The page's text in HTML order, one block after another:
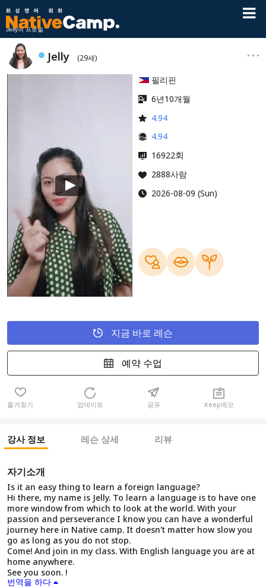
Jelly의 프로필
Jelly (29세)
필리핀
6년10개월
4.94
4.94
16922회
2888사람
2026-08-09 (Sun)
지금 바로 레슨
예약 수업
즐겨찾기 업데이트 공유 Keep메모
강사 정보 레슨 상세 리뷰
자기소개
Is it an easy thing to learn a foreign language?
Hi there, my name is Jelly. To learn a language is to have one
more window from which to look at the world. With your
passion and perseverance I know you can have a wonderful
journey here in Native camp. It doesn't matter how slow you
go as long as you do not stop.
Come! And join in my class. With English language you are at
home anywhere.
See you soon. !
번역을 하다